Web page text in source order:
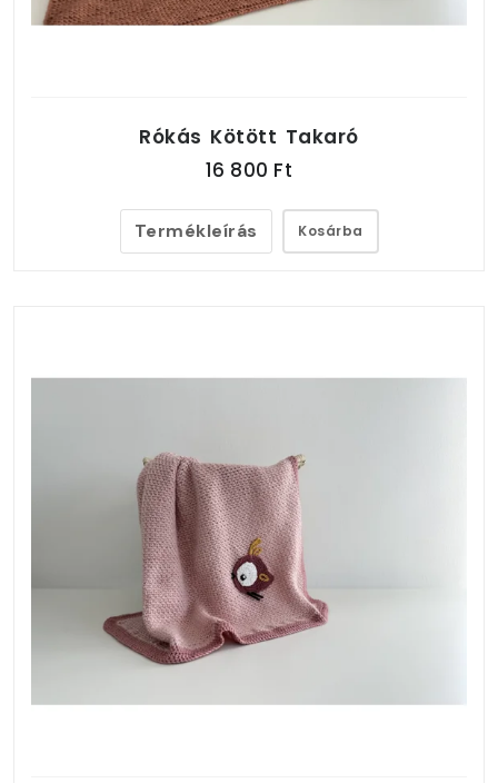
Rókás Kötött Takaró
16 800 Ft
Termékleírás Kosárba